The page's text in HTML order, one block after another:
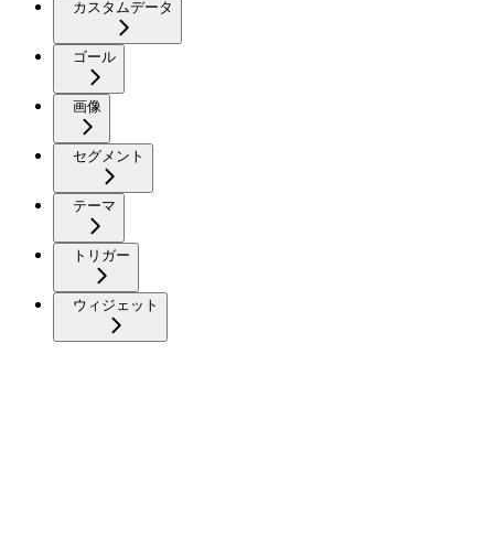
カスタムデータ
ゴール
画像
セグメント
テーマ
トリガー
ウィジェット